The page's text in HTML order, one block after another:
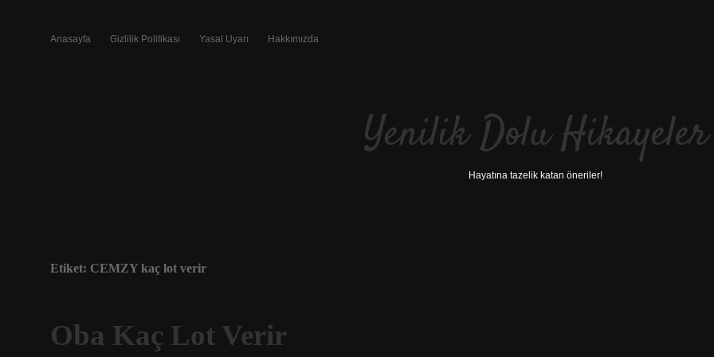
Anasayfa Gizlilik Politikası Yasal Uyarı Hakkımızda
Yenilik Dolu Hikayeler
Hayatına tazelik katan öneriler!
Etiket: CEMZY kaç lot verir
Oba Kaç Lot Verir